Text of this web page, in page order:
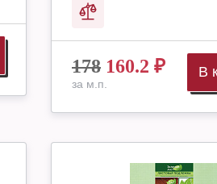
178 160.2 ₽
за м.п.
В